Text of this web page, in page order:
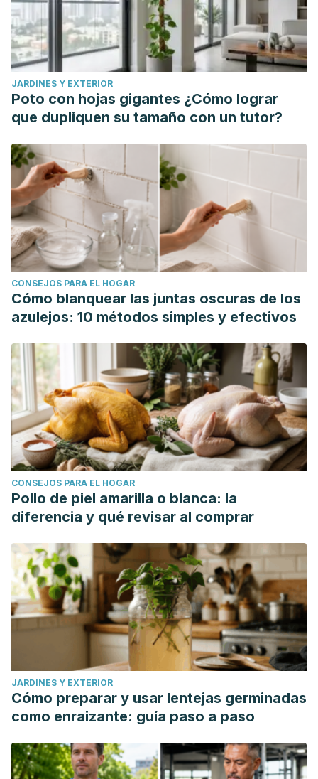
JARDINES Y EXTERIOR
Poto con hojas gigantes ¿Cómo lograr
que dupliquen su tamaño con un tutor?
CONSEJOS PARA EL HOGAR
Cómo blanquear las juntas oscuras de los
azulejos: 10 métodos simples y efectivos
CONSEJOS PARA EL HOGAR
Pollo de piel amarilla o blanca: la
diferencia y qué revisar al comprar
JARDINES Y EXTERIOR
Cómo preparar y usar lentejas germinadas
como enraizante: guía paso a paso